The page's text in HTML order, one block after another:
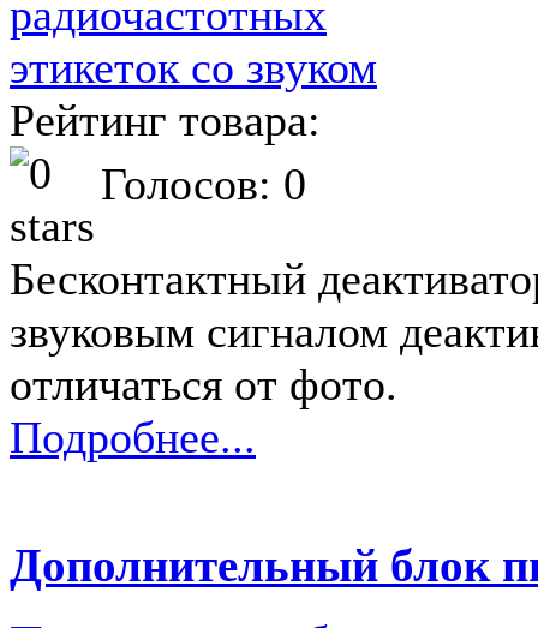
Рейтинг товара:
Голосов: 0
Бесконтактный
звуковым сигналом
отличаться от фото.
Подробнее...
Дополнительный